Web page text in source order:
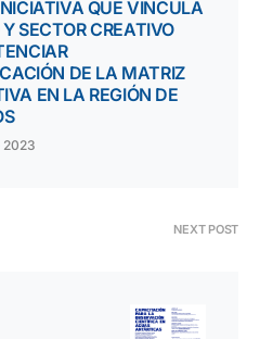
QUE VINCULA
SECTOR CREATIVO
DE LA MATRIZ
EN LA REGIÓN DE
2023
NEXT POST